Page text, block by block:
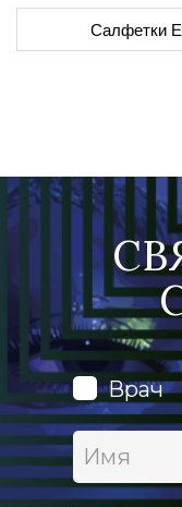
Салфетки
Врач